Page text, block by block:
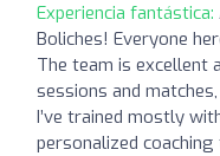
Experiencia fantástica:
Boliches! Everyone
The team is excellent
sessions and
I’ve trained mostly
personalized